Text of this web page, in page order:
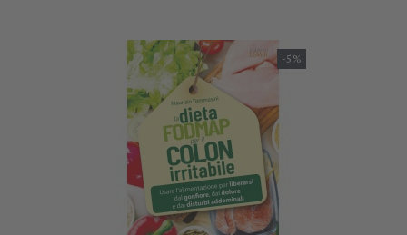
-5%